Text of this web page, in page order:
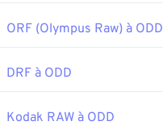
ORF (Olympus Raw) à ODD
DRF à ODD
Kodak RAW à ODD